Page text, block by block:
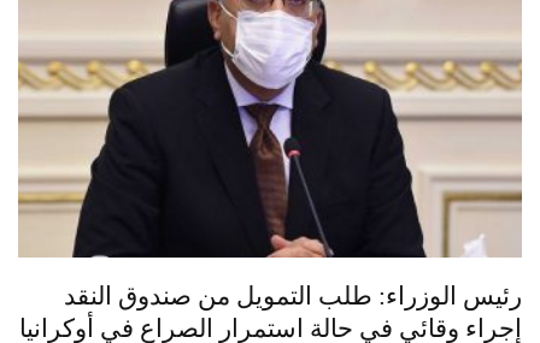
رئيس الوزراء: طلب التمويل من صندوق النقد
إجراء وقائي في حالة استمرار الصراع في أوكرانيا